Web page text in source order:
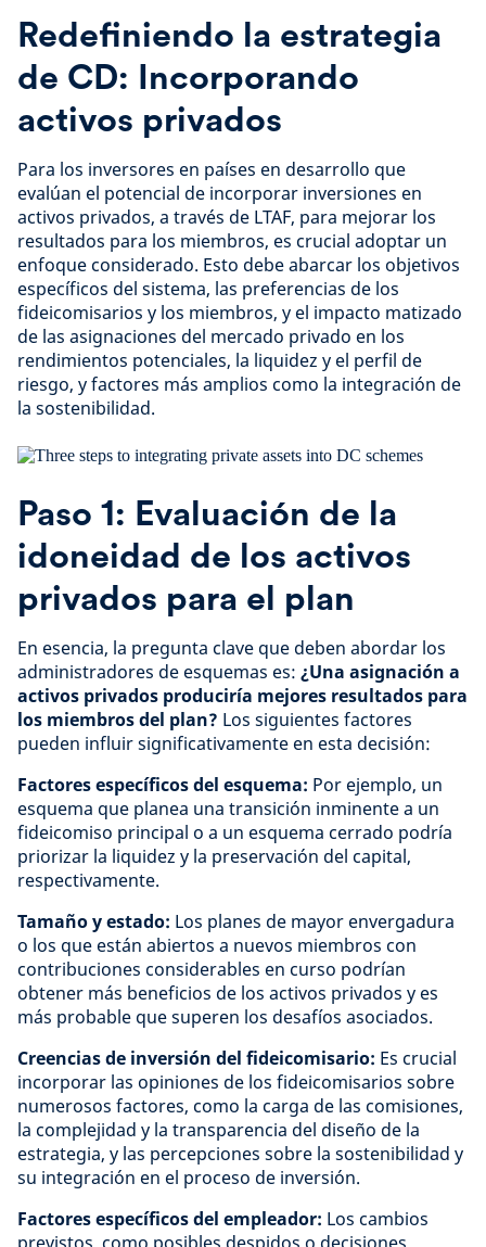
Redefiniendo la estrategia
de CD: Incorporando
activos privados
Para los inversores en países en desarrollo que
evalúan el potencial de incorporar inversiones en
activos privados, a través de LTAF, para mejorar los
resultados para los miembros, es crucial adoptar un
enfoque considerado. Esto debe abarcar los objetivos
específicos del sistema, las preferencias de los
fideicomisarios y los miembros, y el impacto matizado
de las asignaciones del mercado privado en los
rendimientos potenciales, la liquidez y el perfil de
riesgo, y factores más amplios como la integración de
la sostenibilidad.
Paso 1: Evaluación de la
idoneidad de los activos
privados para el plan
En esencia, la pregunta clave que deben abordar los
administradores de esquemas es: ¿Una asignación a
activos privados produciría mejores resultados para
los miembros del plan? Los siguientes factores
pueden influir significativamente en esta decisión:
Factores específicos del esquema: Por ejemplo, un
esquema que planea una transición inminente a un
fideicomiso principal o a un esquema cerrado podría
priorizar la liquidez y la preservación del capital,
respectivamente.
Tamaño y estado: Los planes de mayor envergadura
o los que están abiertos a nuevos miembros con
contribuciones considerables en curso podrían
obtener más beneficios de los activos privados y es
más probable que superen los desafíos asociados.
Creencias de inversión del fideicomisario: Es crucial
incorporar las opiniones de los fideicomisarios sobre
numerosos factores, como la carga de las comisiones,
la complejidad y la transparencia del diseño de la
estrategia, y las percepciones sobre la sostenibilidad y
su integración en el proceso de inversión.
Factores específicos del empleador: Los cambios